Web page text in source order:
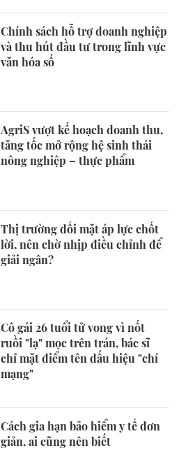
Chính sách hỗ trợ doanh nghiệp
và thu hút đầu tư trong lĩnh vực
văn hóa số
AgriS vượt kế hoạch doanh thu,
tăng tốc mở rộng hệ sinh thái
nông nghiệp – thực phẩm
Thị trường đối mặt áp lực chốt
lời, nên chờ nhịp điều chỉnh để
giải ngân?
Cô gái 26 tuổi tử vong vì nốt
ruồi "lạ" mọc trên trán, bác sĩ
chỉ mặt điểm tên dấu hiệu "chí
mạng"
Cách gia hạn bảo hiểm y tế đơn
giản, ai cũng nên biết